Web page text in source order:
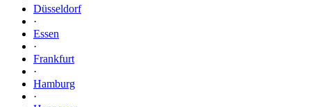
Düsseldorf
·
Essen
·
Frankfurt
·
Hamburg
·